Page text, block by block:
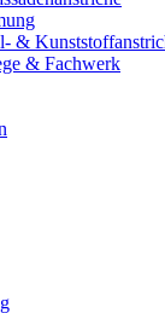
&
& Fachwerk